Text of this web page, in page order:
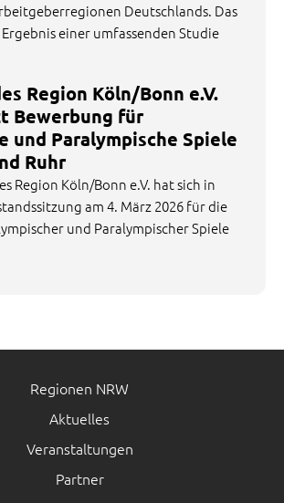
Deutschlands. Das
einer umfassenden Studie
Region Köln/Bonn e.V.
Bewerbung für
und Paralympische Spiele
Ruhr
Region Köln/Bonn e.V. hat sich in
am 4. März 2026 für die
und Paralympischer Spiele
Regionen NRW
Aktuelles
Veranstaltungen
Partner